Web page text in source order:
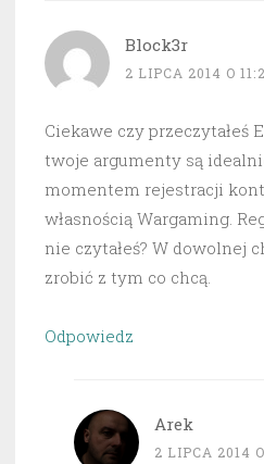
Block3r
2 LIPCA 2014 O
Ciekawe czy przeczytałeś
twoje argumenty są
momentem rejestracji
własnością Wargaming.
nie czytałeś? W dowolnej
zrobić z tym co chcą.
Odpowiedz
Arek
2 LIPCA 2014